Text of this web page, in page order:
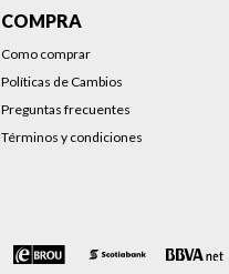
COMPRA
Como comprar
Políticas de Cambios
Preguntas frecuentes
Términos y condiciones